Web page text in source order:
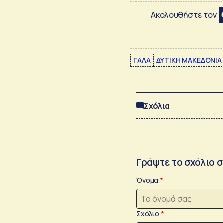
Ακολουθήστε τον
ΓΑΛΑ ΔΥΤΙΚΗ ΜΑΚΕΔΟΝΙΑ
Σχόλια
Γράψτε το σχόλιο
Όνομα
Σχόλιο